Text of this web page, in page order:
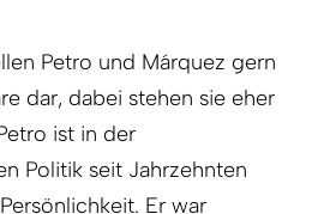
Petro und Márquez gern
dar, dabei stehen sie eher
ist in der
Politik seit Jahrzehnten
Er war